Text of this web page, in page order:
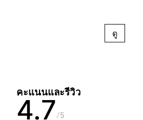
ดู
คะแนนและรีวิว
4.7 5